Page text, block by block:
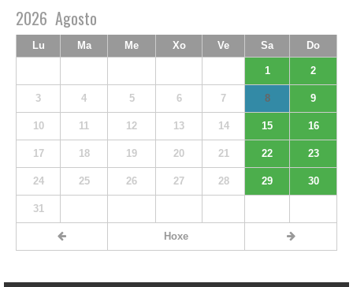
2026 Agosto
Lu Ma Me Xo Ve Sa Do
1 2
3 4 5 6 7 8 9
10 11 12 13 14 15 16
17 18 19 20 21 22 23
24 25 26 27 28 29 30
31
Hoxe